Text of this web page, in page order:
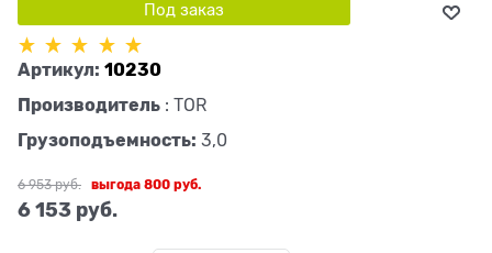
Под заказ
Артикул: 10230
Производитель : TOR
Грузоподъемность: 3,0
6 953 руб.
6 153 руб.
выгода800 руб.